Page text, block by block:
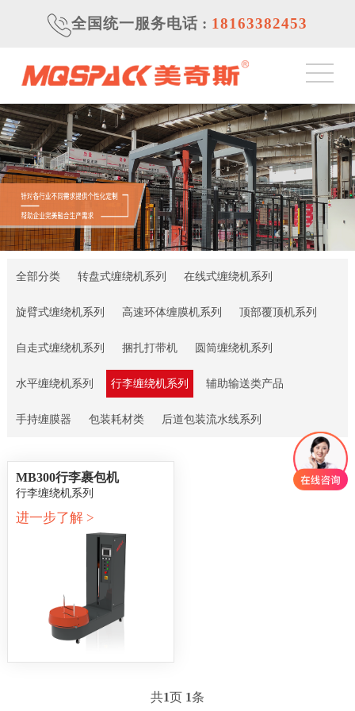
全国统一服务电话 : 18163382453
全部分类 转盘式缠绕机系列 在线式缠绕机系列
旋臂式缠绕机系列 高速环体缠膜机系列 顶部覆顶机系列
自走式缠绕机系列 捆扎打带机 圆筒缠绕机系列
水平缠绕机系列 行李缠绕机系列 辅助输送类产品
手持缠膜器 包装耗材类 后道包装流水线系列
MB300行李裹包机
行李缠绕机系列
进一步了解 >
共1页 1条